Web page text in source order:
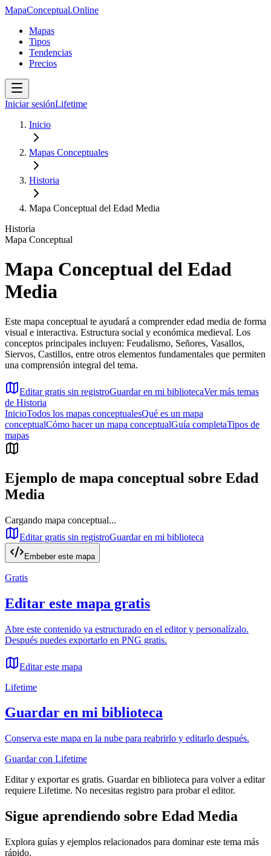
MapaConceptual.Online
Mapas
Tipos
Tendencias
Precios
Iniciar sesiónLifetime
Inicio
Mapas Conceptuales
Historia
Mapa Conceptual del Edad Media
Historia
Mapa Conceptual
Mapa Conceptual del Edad
Media
Este mapa conceptual te ayudará a comprender edad media de forma
visual e interactiva. Estructura social y económica medieval. Los
conceptos principales incluyen: Feudalismo, Señores, Vasallos,
Siervos, Castillos, entre otros elementos fundamentales que permiten
una comprensión integral del tema.
Editar gratis sin registroGuardar en mi bibliotecaVer más temas
de Historia
InicioTodos los mapas conceptualesQué es un mapa
conceptualCómo hacer un mapa conceptualGuía completaTipos de
mapas
Ejemplo de mapa conceptual sobre Edad
Media
Cargando mapa conceptual...
Editar gratis sin registroGuardar en mi biblioteca
Embeber este mapa
Gratis
Editar este mapa gratis
Abre este contenido ya estructurado en el editor y personalízalo.
Después puedes exportarlo en PNG gratis.
Editar este mapa
Lifetime
Guardar en mi biblioteca
Conserva este mapa en la nube para reabrirlo y editarlo después.
Guardar con Lifetime
Editar y exportar es gratis. Guardar en biblioteca para volver a editar
requiere Lifetime. No necesitas registro para probar el editor.
Sigue aprendiendo sobre Edad Media
Explora guías y ejemplos relacionados para dominar este tema más
rápido.